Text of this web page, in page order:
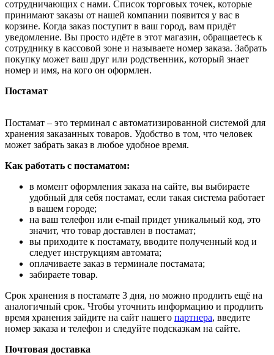
сотрудничающих с нами. Список торговых точек, которые
принимают заказы от нашей компании появится у вас в
корзине. Когда заказ поступит в ваш город, вам придёт
уведомление. Вы просто идёте в этот магазин, обращаетесь к
сотруднику в кассовой зоне и называете номер заказа. Забрать
покупку может ваш друг или родственник, который знает
номер и имя, на кого он оформлен.
Постамат
Постамат – это терминал с автоматизированной системой для
хранения заказанных товаров. Удобство в том, что человек
может забрать заказ в любое удобное время.
Как работать с постаматом:
в момент оформления заказа на сайте, вы выбираете
удобный для себя постамат, если такая система работает
в вашем городе;
на ваш телефон или e-mail придет уникальный код, это
значит, что товар доставлен в постамат;
вы приходите к постамату, вводите полученный код и
следует инструкциям автомата;
оплачиваете заказ в терминале постамата;
забираете товар.
Срок хранения в постамате 3 дня, но можно продлить ещё на
аналогичный срок. Чтобы уточнить информацию и продлить
время хранения зайдите на сайт нашего партнера, введите
номер заказа и телефон и следуйте подсказкам на сайте.
Почтовая доставка